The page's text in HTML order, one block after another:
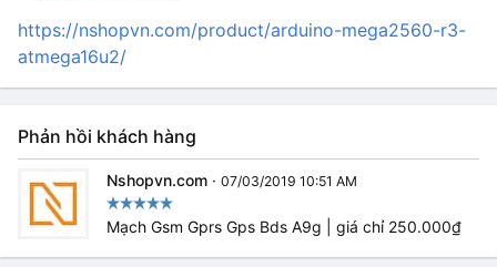
https://nshopvn.com/product/arduino-mega2560-r3-
atmega16u2/
Phản hồi khách hàng
Nshopvn.com · 07/03/2019 10:51 AM
Mạch Gsm Gprs Gps Bds A9g | giá chỉ 250.000₫